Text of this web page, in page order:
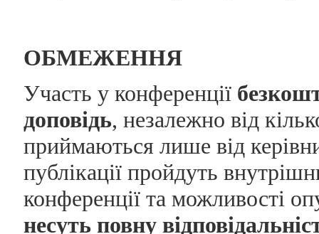
ОБМЕЖЕННЯ
Участь у конференції
доповідь, незалежно від
приймаються лише від
публікації пройдуть
конференції та можливості
несуть повну